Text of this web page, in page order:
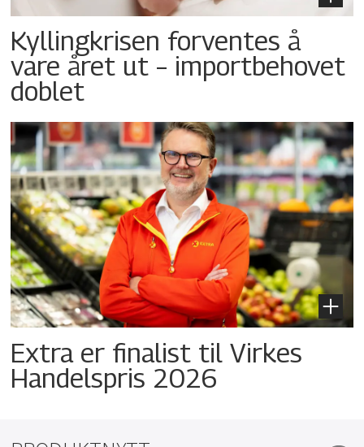
Kyllingkrisen forventes å
vare året ut – importbehovet
doblet
Extra er finalist til Virkes
Handelspris 2026